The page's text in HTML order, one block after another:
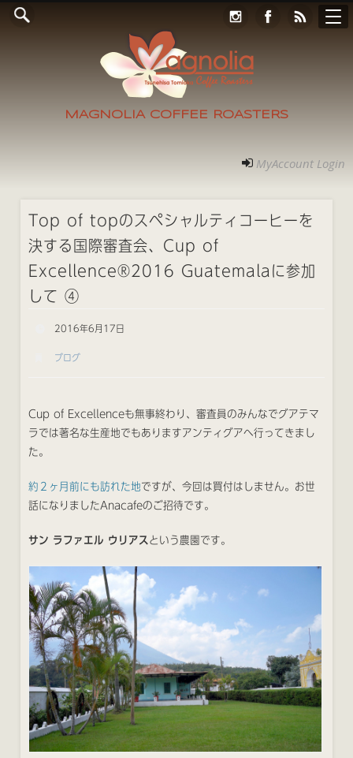
MAGNOLIA COFFEE ROASTERS
ホーム
ご案内
Online Store
フォト
アクセス
コンタクト
RECRUIT
MyAccount Login
MyAccount Login
Top of topのスペシャルティコーヒーを
決する国際審査会、Cup of
Excellence®2016 Guatemalaに参加
して ④
2016年6月17日
ブログ
Cup of Excellenceも無事終わり、審査員のみんなでグアテマ
ラでは著名な生産地でもありますアンティグアへ行ってきまし
た。
約２ヶ月前にも訪れた地ですが、今回は買付はしません。お世
話になりましたAnacafeのご招待です。
サン ラファエル ウリアス という農園です。